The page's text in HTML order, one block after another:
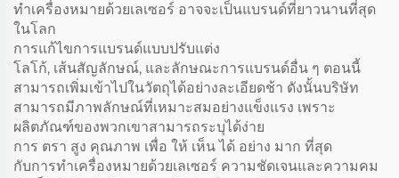
ทําเครื่องหมายด้วยเลเซอร์ อาจจะเป็นแบรนด์ที่ยาวนานที่สุด
ในโลก
การแก้ไขการแบรนด์แบบปรับแต่ง
โลโก้, เส้นสัญลักษณ์, และลักษณะการแบรนด์อื่น ๆ ตอนนี้
สามารถเพิ่มเข้าไปในวัตถุได้อย่างละเอียดช้า ดังนั้นบริษัท
สามารถมีภาพลักษณ์ที่เหมาะสมอย่างแข็งแรง เพราะ
ผลิตภัณฑ์ของพวกเขาสามารถระบุได้ง่าย
การ ตรา สูง คุณภาพ เพื่อ ให้ เห็น ได้ อย่าง มาก ที่สุด
กับการทําเครื่องหมายด้วยเลเซอร์ ความชัดเจนและความคม